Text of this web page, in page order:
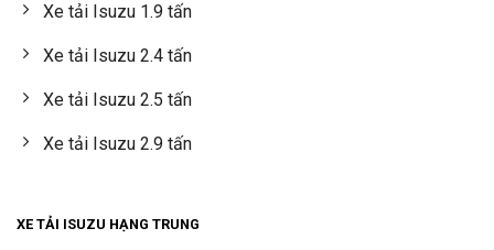
Xe tải Isuzu 1.9 tấn
Xe tải Isuzu 2.4 tấn
Xe tải Isuzu 2.5 tấn
Xe tải Isuzu 2.9 tấn
XE TẢI ISUZU HẠNG TRUNG